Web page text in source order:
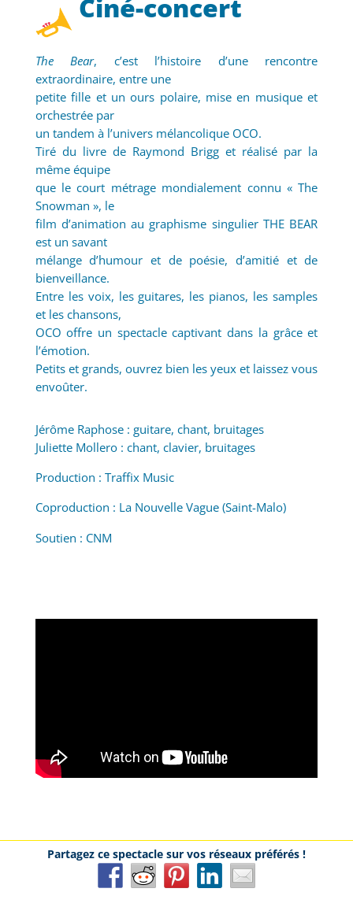
Ciné-concert
The Bear, c’est l’histoire d’une rencontre
extraordinaire, entre une
petite fille et un ours polaire, mise en musique et
orchestrée par
un tandem à l’univers mélancolique OCO.
Tiré du livre de Raymond Brigg et réalisé par la
même équipe
que le court métrage mondialement connu « The
Snowman », le
film d’animation au graphisme singulier THE BEAR
est un savant
mélange d’humour et de poésie, d’amitié et de
bienveillance.
Entre les voix, les guitares, les pianos, les samples
et les chansons,
OCO offre un spectacle captivant dans la grâce et
l’émotion.
Petits et grands, ouvrez bien les yeux et laissez vous
envoûter.
Jérôme Raphose : guitare, chant, bruitages
Juliette Mollero : chant, clavier, bruitages
Production : Traffix Music
Coproduction : La Nouvelle Vague (Saint-Malo)
Soutien : CNM